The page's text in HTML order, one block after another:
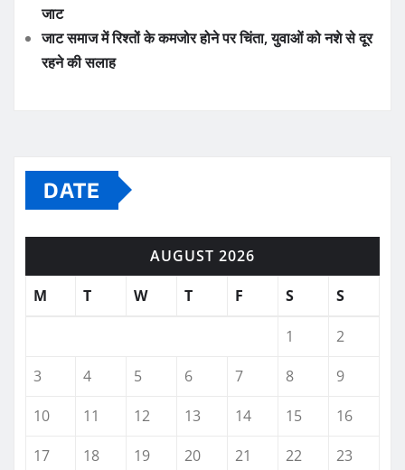
जाट
जाट समाज में रिश्तों के कमजोर होने पर चिंता, युवाओं को नशे से दूर
रहने की सलाह
DATE
AUGUST 2026
M
T W T F S S
1
2
3
4 5 6 7 8
9
10
11 12 13 14 15
16
17
18 19 20 21 22
23